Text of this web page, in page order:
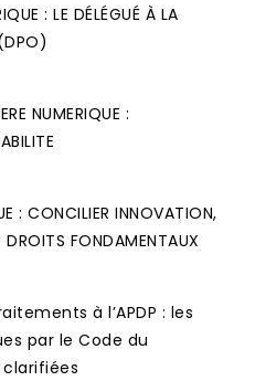
: LE DÉLÉGUÉ À LA
NUMERIQUE :
: CONCILIER INNOVATION,
DROITS FONDAMENTAUX
à l’APDP : les
par le Code du